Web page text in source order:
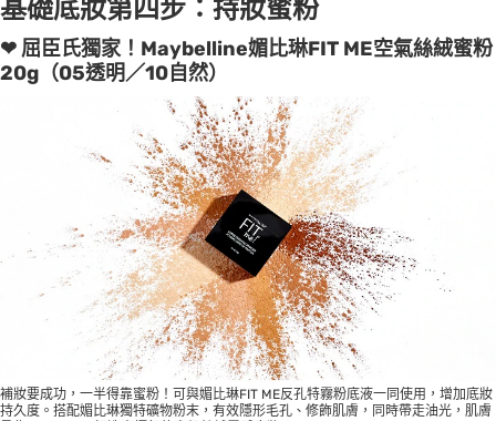
基礎底妝第四步：持妝蜜粉
❤ 屈臣氏獨家！Maybelline媚比琳FIT ME空氣絲絨蜜粉
20g（05透明／10自然）
補妝要成功，一半得靠蜜粉！可與媚比琳FIT ME反孔特霧粉底液一同使用，增加底妝
持久度。搭配媚比琳獨特礦物粉末，有效隱形毛孔、修飾肌膚，同時帶走油光，肌膚